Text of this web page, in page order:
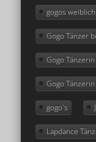
gogos weiblich
Gogo Tänzer
Gogo
Gogo Tänzerin
gogo´s
Lapdance